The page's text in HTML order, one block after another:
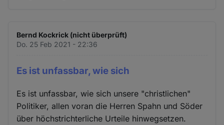
Bernd Kockrick (nicht überprüft)
Do. 25 Feb 2021 - 22:36
Es ist unfassbar, wie sich
Es ist unfassbar, wie sich unsere "christlichen"
Politiker, allen voran die Herren Spahn und Söder
über höchstrichterliche Urteile hinwegsetzen.